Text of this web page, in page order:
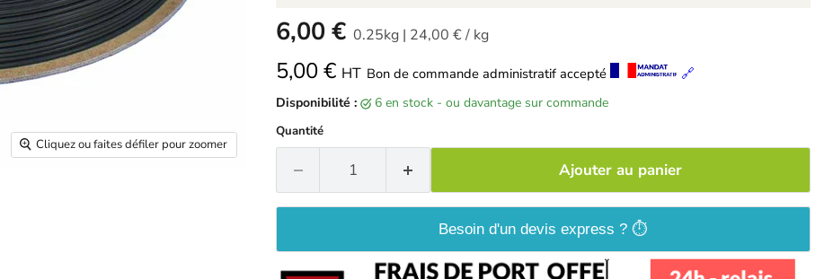
Cliquez ou faites défiler pour zoomer
-
6,00 € 0.25kg| 24,00 €/ kg
5,00 € HT Bon de commande administratif accepté 🔗
Disponibilité : 6 en stock - ou davantage sur commande
Quantité
Ajouter au panier
Besoin d'un devis express ? ⏱️